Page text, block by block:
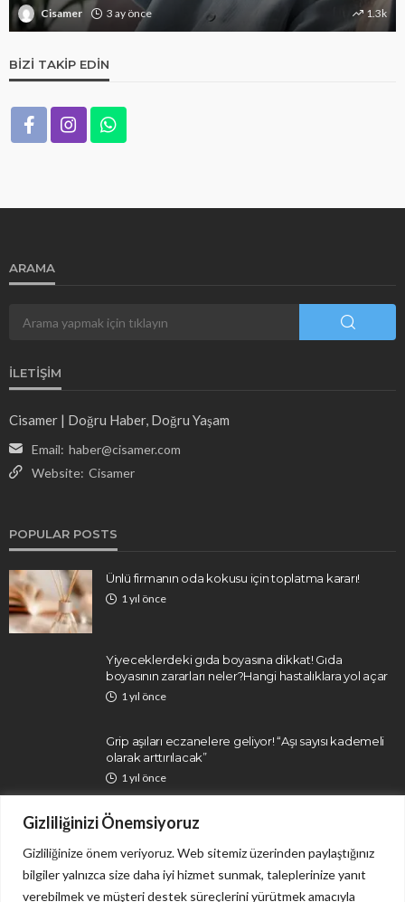
Gizliliğinizi Önemsiyoruz
Gizliliğinize önem veriyoruz. Web sitemiz üzerinden paylaştığınız
bilgiler yalnızca size daha iyi hizmet sunmak, taleplerinize yanıt
verebilmek ve müşteri destek süreçlerini yürütmek amacıyla
Cisamer 3 ay önce 1.3k
BIZI TAKIP EDIN
ARAMA
İLETIŞIM
Cisamer | Doğru Haber, Doğru Yaşam
Email: haber@cisamer.com
Website: Cisamer
POPULAR POSTS
Ünlü firmanın oda kokusu için toplatma kararı!
1 yıl önce
Yiyeceklerdeki gıda boyasına dikkat! Gıda
boyasının zararları neler?Hangi hastalıklara yol açar
1 yıl önce
Grip aşıları eczanelere geliyor! “Aşı sayısı kademeli
olarak arttırılacak”
1 yıl önce